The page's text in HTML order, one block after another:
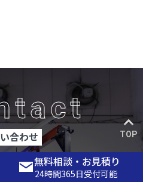
合わせ
い合わせください！
無料相談・お見積り
24時間365日受付可能
TOP